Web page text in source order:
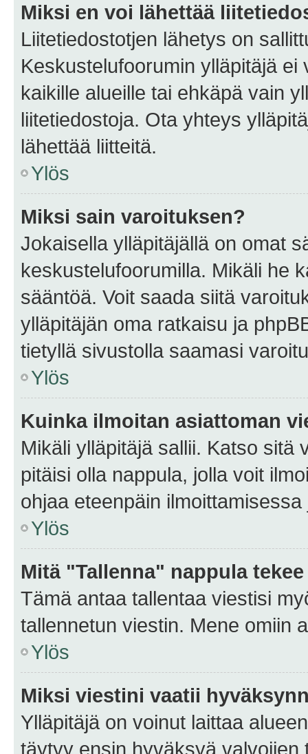
Miksi en voi lähettää
Liitetiedostotjen lähetys on
Keskustelufoorumin ylläpitäjä
kaikille alueille tai ehkäpä vain
liitetiedostoja. Ota yhteys
lähettää liitteitä.
Ylös
Miksi sain varoituksen?
Jokaisella ylläpitäjällä on omat
keskustelufoorumilla. Mikäli he
sääntöä. Voit saada siitä
ylläpitäjän oma ratkaisu ja
tietyllä sivustolla saamasi
Ylös
Kuinka ilmoitan asiattoman
Mikäli ylläpitäjä sallii. Katso sitä
pitäisi olla nappula, jolla voit
ohjaa eteenpäin
Ylös
Mitä "Tallenna" nappula
Tämä antaa tallentaa viestisi
tallennetun viestin. Mene omiin
Ylös
Miksi viestini vaatii
Ylläpitäjä on voinut laittaa
täytyy ensin hyväksyä